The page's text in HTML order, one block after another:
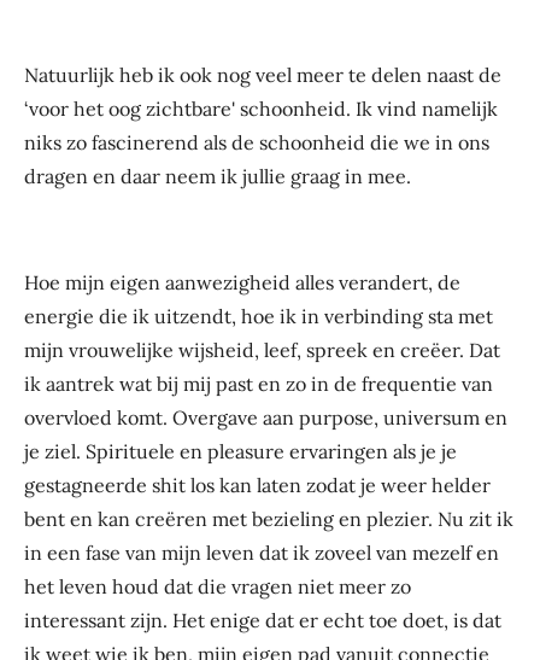
Natuurlijk heb ik ook nog veel meer te delen naast de
‘voor het oog zichtbare' schoonheid. Ik vind namelijk
niks zo fascinerend als de schoonheid die we in ons
dragen en daar neem ik jullie graag in mee.
Hoe mijn eigen aanwezigheid alles verandert, de
energie die ik uitzendt, hoe ik in verbinding sta met
mijn vrouwelijke wijsheid, leef, spreek en creëer. Dat
ik aantrek wat bij mij past en zo in de frequentie van
overvloed komt. Overgave aan purpose, universum en
je ziel. Spirituele en pleasure ervaringen als je je
gestagneerde shit los kan laten zodat je weer helder
bent en kan creëren met bezieling en plezier. Nu zit ik
in een fase van mijn leven dat ik zoveel van mezelf en
het leven houd dat die vragen niet meer zo
interessant zijn. Het enige dat er echt toe doet, is dat
ik weet wie ik ben, mijn eigen pad vanuit connectie